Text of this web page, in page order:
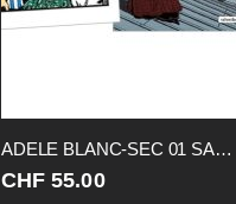
ADELE BLANC-SEC 01 SAMMELBAND VZA
CHF 55.00